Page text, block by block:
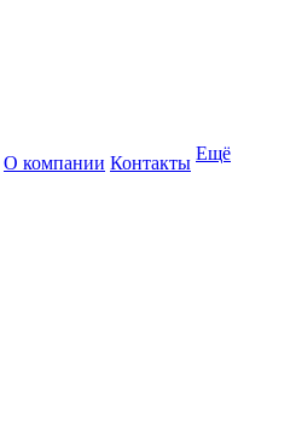
О компании Контакты Ещё